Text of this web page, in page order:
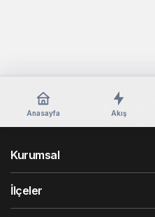
Anasayfa Akış
Kurumsal
İlçeler